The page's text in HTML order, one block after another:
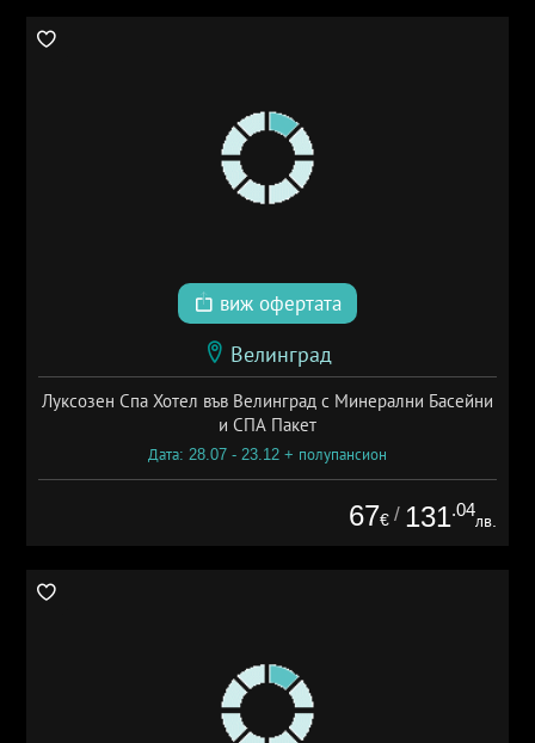
виж офертата
Велинград
Луксозен Спа Хотел във Велинград с Минерални Басейни
и СПА Пакет
Дата: 28.07 - 23.12 + полупансион
67€ / 131.04
лв.